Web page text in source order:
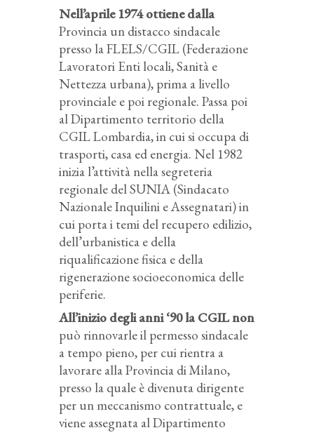
Nell’aprile 1974 ottiene dalla
Provincia un distacco sindacale
presso la FLELS/CGIL (Federazione
Lavoratori Enti locali, Sanità e
Nettezza urbana), prima a livello
provinciale e poi regionale. Passa poi
al Dipartimento territorio della
CGIL Lombardia, in cui si occupa di
trasporti, casa ed energia. Nel 1982
inizia l’attività nella segreteria
regionale del SUNIA (Sindacato
Nazionale Inquilini e Assegnatari) in
cui porta i temi del recupero edilizio,
dell’urbanistica e della
riqualificazione fisica e della
rigenerazione socioeconomica delle
periferie.
All’inizio degli anni ‘90 la CGIL non
può rinnovarle il permesso sindacale
a tempo pieno, per cui rientra a
lavorare alla Provincia di Milano,
presso la quale è divenuta dirigente
per un meccanismo contrattuale, e
viene assegnata al Dipartimento